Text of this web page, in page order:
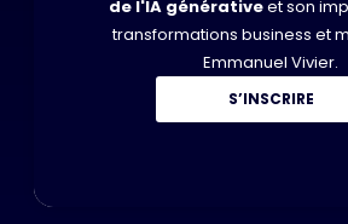
de l'IA générativeet son
transformations business et
Emmanuel Vivier.
S’INSCRIRE